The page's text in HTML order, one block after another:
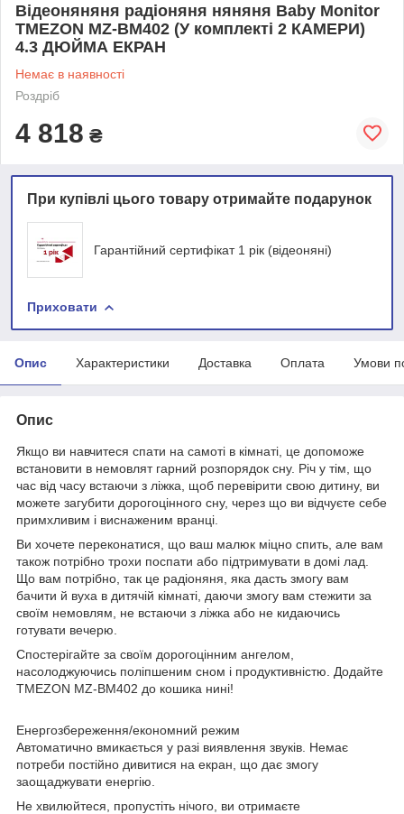
Відеоняняня радіоняня няняня Baby Monitor
TMEZON MZ-BM402 (У комплекті 2 КАМЕРИ)
4.3 ДЮЙМА ЕКРАН
Немає в наявності
Роздріб
4 818 ₴
При купівлі цього товару отримайте подарунок
Гарантійний сертифікат 1 рік (відеоняні)
Приховати
Опис Характеристики Доставка Оплата Умови
Опис
Якщо ви навчитеся спати на самоті в кімнаті, це допоможе
встановити в немовлят гарний розпорядок сну. Річ у тім, що
час від часу встаючи з ліжка, щоб перевірити свою дитину, ви
можете загубити дорогоцінного сну, через що ви відчуєте себе
примхливим і виснаженим вранці.
Ви хочете переконатися, що ваш малюк міцно спить, але вам
також потрібно трохи поспати або підтримувати в домі лад.
Що вам потрібно, так це радіоняня, яка дасть змогу вам
бачити й вуха в дитячій кімнаті, даючи змогу вам стежити за
своїм немовлям, не встаючи з ліжка або не кидаючись
готувати вечерю.
Спостерігайте за своїм дорогоцінним ангелом,
насолоджуючись поліпшеним сном і продуктивністю. Додайте
TMEZON MZ-BM402 до кошика нині!
Енергозбереження/економний режим
Автоматично вмикається у разі виявлення звуків. Немає
потреби постійно дивитися на екран, що дає змогу
заощаджувати енергію.
Не хвилюйтеся, пропустіть нічого, ви отримаєте